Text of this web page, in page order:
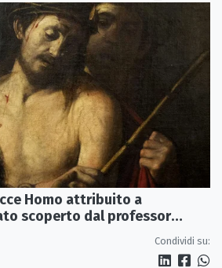
Homo attribuito a
scoperto dal professor
Condividi su: